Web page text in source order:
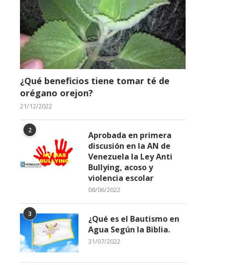
Periodistas recibieron equipo en
sede CNP Aragua donados...
14/03/2026
Mujeres CoCreadoras
reconocimiento por
compromiso...
17/12/2025
¿Qué beneficios tiene tomar té de
orégano orejon?
21/12/2022
2
Aprobada en primera
discusión en la AN de
Venezuela la Ley Anti
Bullying, acoso y
violencia escolar
08/06/2022
3
¿Qué es el Bautismo en
Agua Según la Biblia.
31/07/2022